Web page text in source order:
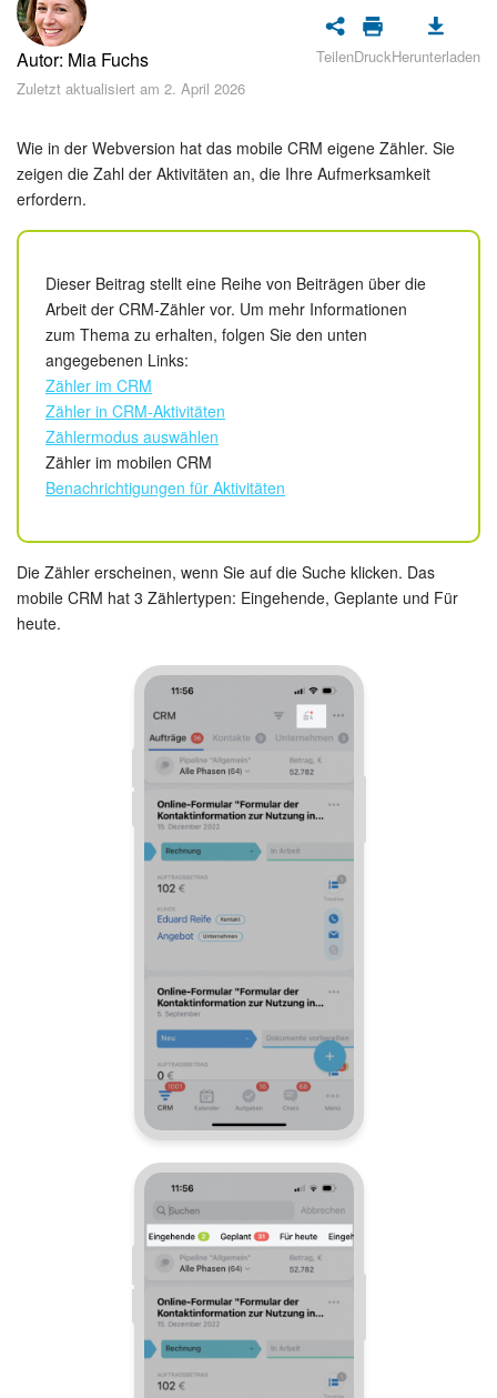
Sicherheit
Womit fangen Sie an?
Abonnement
Aufgaben und Projekte
KI-Projekte
Messenger
Collabs
Projektgruppen
Kalender
Webmail
KI in Bitrix24
Elektronische Unterschrift für HR
Elektronische Unterschrift
Bestandsverwaltung
Contact Center
Mitarbeiter-Widget
CRM-Analytik
Automatisierung
Autor: Mia Fuchs
Zuletzt aktualisiert am 2. April 2026
TeilenDruckHerunterladen
Wie in der Webversion hat das mobile CRM eigene Zähler. Sie
zeigen die Zahl der Aktivitäten an, die Ihre Aufmerksamkeit
erfordern.
Dieser Beitrag stellt eine Reihe von Beiträgen über die
Arbeit der CRM-Zähler vor. Um mehr Informationen
zum Thema zu erhalten, folgen Sie den unten
angegebenen Links:
Zähler im CRM
Zähler in CRM-Aktivitäten
Zählermodus auswählen
Zähler im mobilen CRM
Benachrichtigungen für Aktivitäten
Die Zähler erscheinen, wenn Sie auf die Suche klicken. Das
mobile CRM hat 3 Zählertypen: Eingehende, Geplante und Für
heute.